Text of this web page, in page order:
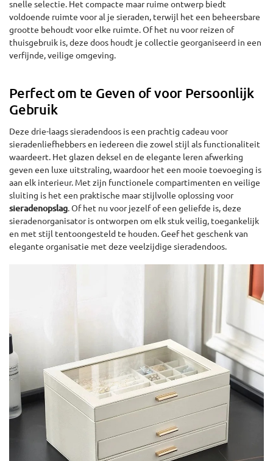
snelle selectie. Het compacte maar ruime ontwerp biedt
voldoende ruimte voor al je sieraden, terwijl het een beheersbare
grootte behoudt voor elke ruimte. Of het nu voor reizen of
thuisgebruik is, deze doos houdt je collectie georganiseerd in een
verfijnde, veilige omgeving.
Perfect om te Geven of voor Persoonlijk
Gebruik
Deze drie-laags sieradendoos is een prachtig cadeau voor
sieradenliefhebbers en iedereen die zowel stijl als functionaliteit
waardeert. Het glazen deksel en de elegante leren afwerking
geven een luxe uitstraling, waardoor het een mooie toevoeging is
aan elk interieur. Met zijn functionele compartimenten en veilige
sluiting is het een praktische maar stijlvolle oplossing voor
sieradenopslag. Of het nu voor jezelf of een geliefde is, deze
sieradenorganisator is ontworpen om elk stuk veilig, toegankelijk
en met stijl tentoongesteld te houden. Geef het geschenk van
elegante organisatie met deze veelzijdige sieradendoos.